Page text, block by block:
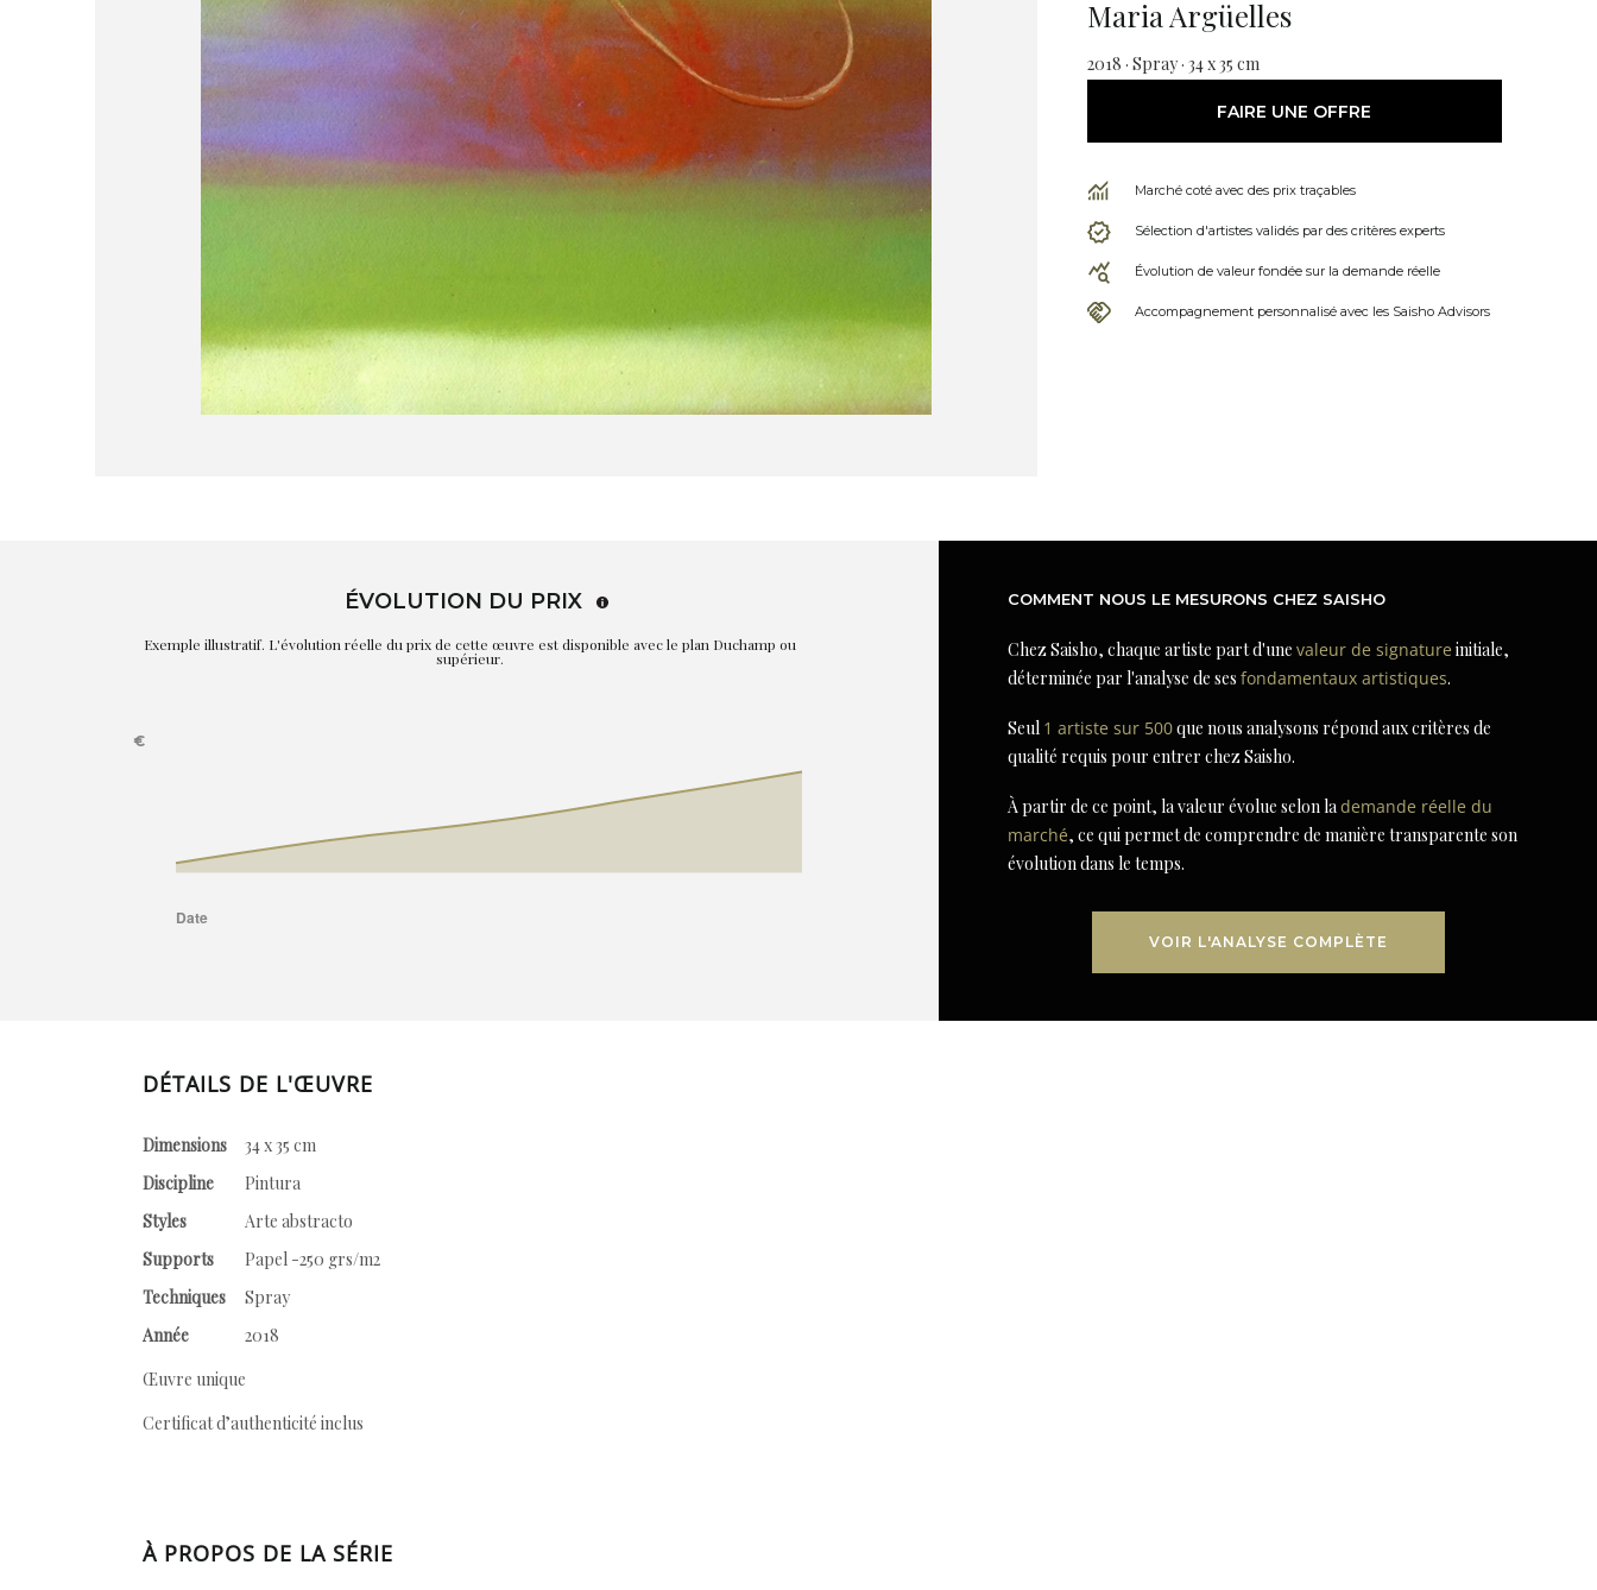
Maria Argüelles
2018 · Spray · 34 x 35 cm
FAIRE UNE OFFRE
Marché coté avec des prix traçables
Sélection d'artistes validés par des critères experts
Évolution de valeur fondée sur la demande réelle
Accompagnement personnalisé avec les Saisho Advisors
ÉVOLUTION DU PRIX
Exemple illustratif. L'évolution réelle du prix de cette œuvre est disponible avec le plan Duchamp ou
supérieur.
COMMENT NOUS LE MESURONS CHEZ SAISHO
Chez Saisho, chaque artiste part d'unevaleur de signature initiale,
déterminée par l'analyse de sesfondamentaux artistiques.
Seul 1 artiste sur 500que nous analysons répond aux critères de
qualité requis pour entrer chez Saisho.
À partir de ce point, la valeur évolue selon lademande réelle du
marché, ce qui permet de comprendre de manière transparente son
évolution dans le temps.
VOIR L'ANALYSE COMPLÈTE
DÉTAILS DE L'ŒUVRE
Dimensions
34 x 35 cm
Discipline
Pintura
Styles
Arte abstracto
Supports
Papel -250 grs/m2
Techniques
Spray
Année
2018
Œuvre unique
Certificat d’authenticité inclus
À PROPOS DE LA SÉRIE